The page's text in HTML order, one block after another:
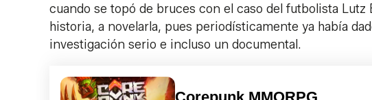
cuando se topó de bruces con el caso del futbolista
historia, a novelarla, pues periodísticamente ya había
investigación serio e incluso un documental.